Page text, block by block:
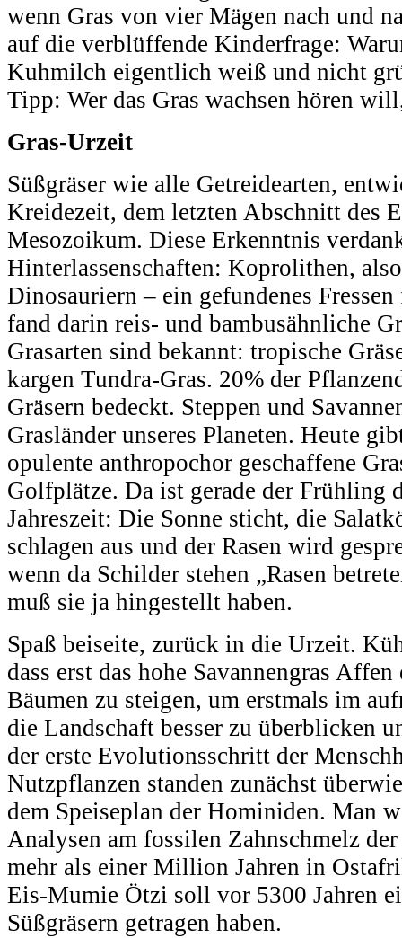
wenn Gras von vier Mägen nach und
auf die verblüffende Kinderfrage:
Kuhmilch eigentlich weiß und nicht
Tipp: Wer das Gras wachsen hören
Gras-Urzeit
Süßgräser wie alle Getreidearten,
Kreidezeit, dem letzten Abschnitt des
Mesozoikum. Diese Erkenntnis
Hinterlassenschaften: Koprolithen,
Dinosauriern – ein gefundenes
fand darin reis- und bambusähnliche
Grasarten sind bekannt: tropische
kargen Tundra-Gras. 20% der
Gräsern bedeckt. Steppen und
Grasländer unseres Planeten. Heute
opulente anthropochor geschaffene
Golfplätze. Da ist gerade der Frühling
Jahreszeit: Die Sonne sticht, die
schlagen aus und der Rasen wird
wenn da Schilder stehen „Rasen
muß sie ja hingestellt haben.
Spaß beiseite, zurück in die Urzeit.
dass erst das hohe Savannengras
Bäumen zu steigen, um erstmals im
die Landschaft besser zu überblicken
der erste Evolutionsschritt der
Nutzpflanzen standen zunächst
dem Speiseplan der Hominiden. Man
Analysen am fossilen Zahnschmelz
mehr als einer Million Jahren in
Eis-Mumie Ötzi soll vor 5300 Jahren
Süßgräsern getragen haben.